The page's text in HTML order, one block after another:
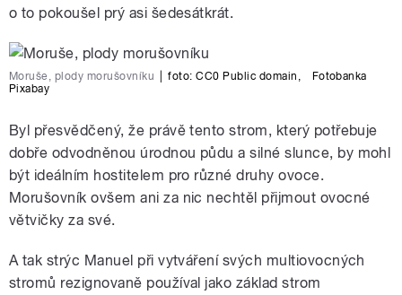
o to pokoušel prý asi šedesátkrát.
Moruše, plody morušovníku foto:CC0 Public domain
Fotobanka
Pixabay
Byl přesvědčený, že právě tento strom, který potřebuje
dobře odvodněnou úrodnou půdu a silné slunce, by mohl
být ideálním hostitelem pro různé druhy ovoce.
Morušovník ovšem ani za nic nechtěl přijmout ovocné
větvičky za své.
A tak strýc Manuel při vytváření svých multiovocných
stromů rezignovaně používal jako základ strom